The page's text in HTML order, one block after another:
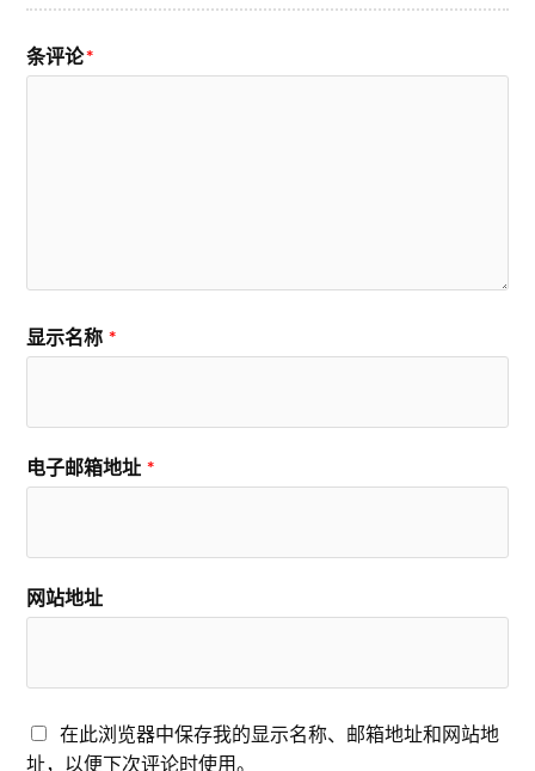
条评论*
显示名称 *
电子邮箱地址 *
网站地址
在此浏览器中保存我的显示名称、邮箱地址和网站地
址，以便下次评论时使用。